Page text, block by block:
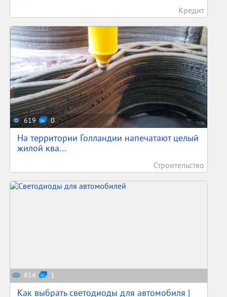
Кредит
619 0
На территории Голландии напечатают целый
жилой ква...
Строительство
854 1
Как выбрать светодиоды для автомобиля |